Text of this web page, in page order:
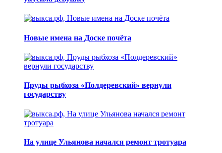
Новые имена на Доске почёта
Пруды рыбхоза «Полдеревский» вернули
государству
На улице Ульянова начался ремонт тротуара